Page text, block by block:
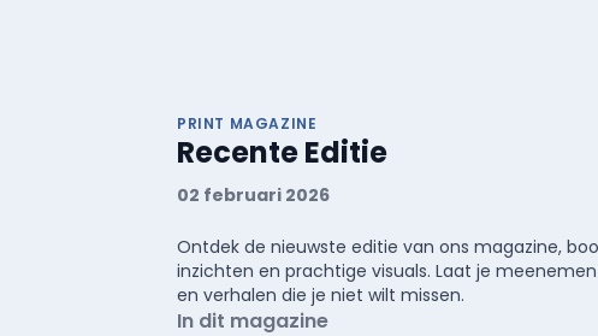
PRINT MAGAZINE
Recente Editie
02 februari 2026
Ontdek de nieuwste editie van ons magazine,
inzichten en prachtige visuals. Laat je
en verhalen die je niet wilt missen.
In dit magazine